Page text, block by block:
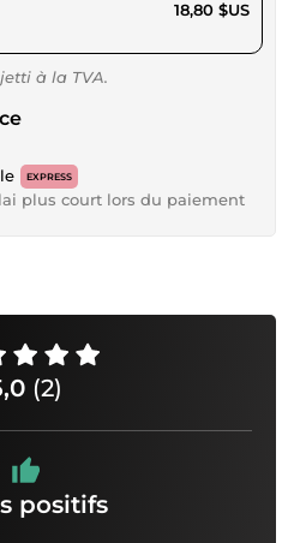
$US 18,80 $US
à la TVA.
EXPRESS
plus court lors du paiement
(2)
positifs